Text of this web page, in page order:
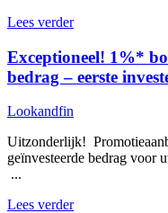
Lees verder
Exceptioneel! 1%*
bedrag – eerste
Lookandfin
Uitzonderlijk!
geïnvesteerde bedrag voor
...
Lees verder